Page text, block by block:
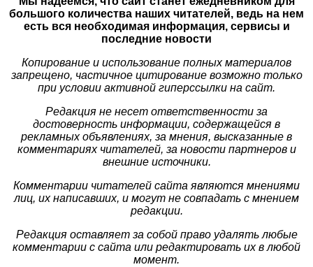
большого количества наших читателей, ведь на нем
есть вся необходимая информация, сервисы и
последние новости
Копирование и использование полных материалов
запрещено, частичное цитирование возможно только
при условии активной гиперссылки на сайт.
Редакция не несет ответственности за
достоверность информации, содержащейся в
рекламных объявлениях, за мнения, высказанные в
комментариях читателей, за новости партнеров и
внешние источники.
Комментарии читателей сайта являются мнениями
лиц, их написавших, и могут не совпадать с мнением
редакции.
Редакция оставляет за собой право удалять любые
комментарии с сайта или редактировать их в любой
момент.